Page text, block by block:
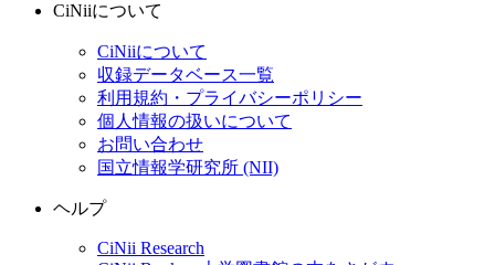
CiNiiについて
CiNiiについて
収録データベース一覧
利用規約・プライバシーポリシー
個人情報の扱いについて
お問い合わせ
国立情報学研究所 (NII)
ヘルプ
CiNii Research